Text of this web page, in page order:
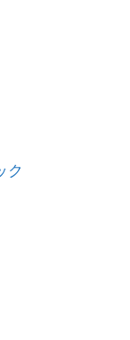
ク